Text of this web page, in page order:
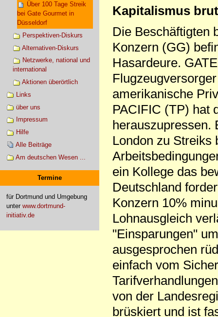
Über 100 Tage Streik
bei Gate Gourmet in
Düsseldorf
Perspektiven-Diskurs
Alternativen-Diskurs
Netzwerke, national und
international
Aktionen überörtlich
Links
über uns
Impressum
Hilfe
Alle Beiträge
Am deutschen Wesen ...
Termine
für Dortmund und Umgebung
unter www.dortmund-
initiativ.de
Kapitalismus
Die Beschäftigten
Konzern (GG)
Hasardeure.
amerikanische
PACIFIC (TP) hat
herauszupressen.
London zu Streiks
ein Kollege das
Deutschland
Konzern 10%
Lohnausgleich
"Einsparungen"
ausgesprochen
einfach vom
von der
brüskiert und ist